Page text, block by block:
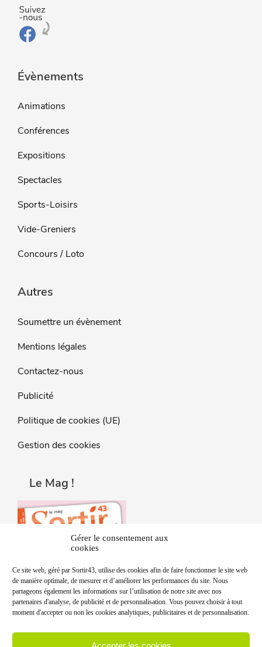
Gérer le consentement aux
cookies
Ce site web, géré par Sortir43, utilise des cookies afin de faire fonctionner le site web
de manière optimale, de mesurer et d’améliorer les performances du site. Nous
partageons également les informations sur l’utilisation de notre site avec nos
partenaires d'analyse, de publicité et de personnalisation. Vous pouvez choisir à tout
moment d'accepter ou non les cookies analytiques, publicitaires et de personnalisation.
Évènements
Animations
Conférences
Expositions
Spectacles
Sports-Loisirs
Vide-Greniers
Concours / Loto
Autres
Soumettre un évènement
Mentions légales
Contactez-nous
Publicité
Politique de cookies (UE)
Gestion des cookies
Le Mag !